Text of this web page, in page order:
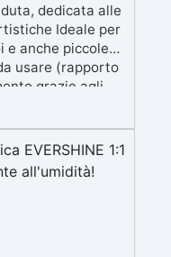
dedicata alle
Ideale per
e anche piccole
usare (rapporto
grazie agli
: non cola via,
lucida e